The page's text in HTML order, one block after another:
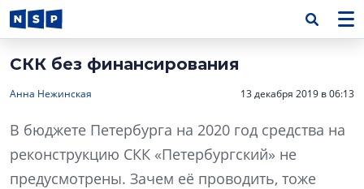
СКК без финансирования
Анна Нежинская 13 декабря 2019 в 06:13
В бюджете Петербурга на 2020 год средства на
реконструкцию СКК «Петербургский» не
предусмотрены. Зачем её проводить, тоже